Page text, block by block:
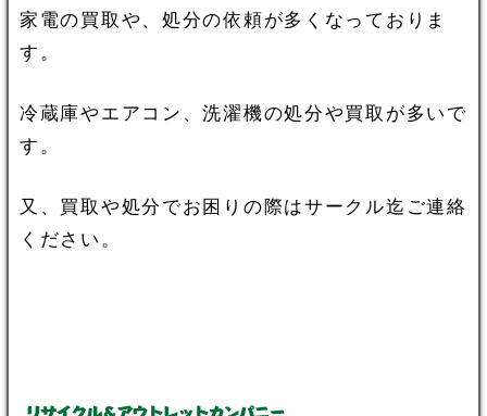
家電の買取や、処分の依頼が多くなっておりま
す。
冷蔵庫やエアコン、洗濯機の処分や買取が多いで
す。
又、買取や処分でお困りの際はサークル迄ご連絡
ください。